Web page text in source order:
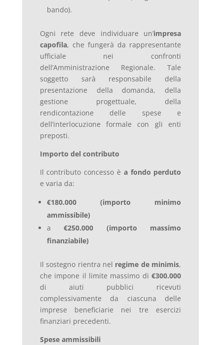
bando).
Ogni rete deve individuare un’impresa
capofila, che fungerà da rappresentante
ufficiale nei confronti
dell’Amministrazione Regionale. Tale
soggetto sarà responsabile della
presentazione della domanda, della
gestione progettuale, della
rendicontazione delle spese e
dell’interlocuzione formale con gli enti
preposti.
Importo del contributo
Il contributo concesso è a fondo perduto
e varia da:
€180.000 (importo minimo
ammissibile)
a€250.000 (importo massimo
finanziabile)
Il sostegno rientra nel regime de minimis,
che impone il limite massimo di€300.000
di aiuti pubblici ricevuti
complessivamente da ciascuna delle
imprese beneficiarie nei tre esercizi
finanziari precedenti.
Spese ammissibili